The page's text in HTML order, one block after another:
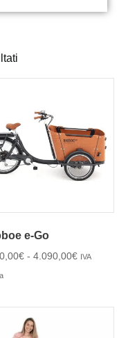
e-Go
€ - 4.090,00€ IVA